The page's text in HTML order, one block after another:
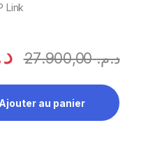
Link
د.م.27.900,00
laser WUXGA
Ajouter au panier